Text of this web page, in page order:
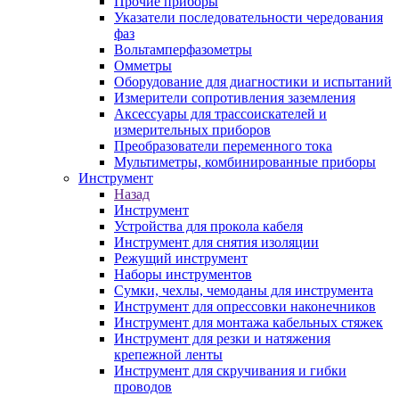
Указатели последовательности чередования
фаз
Вольтамперфазометры
Омметры
Оборудование для диагностики и испытаний
Измерители сопротивления заземления
Аксессуары для трассоискателей и
измерительных приборов
Преобразователи переменного тока
Мультиметры, комбинированные приборы
Инструмент
Назад
Инструмент
Устройства для прокола кабеля
Инструмент для снятия изоляции
Режущий инструмент
Наборы инструментов
Сумки, чехлы, чемоданы для инструмента
Инструмент для опрессовки наконечников
Инструмент для монтажа кабельных стяжек
Инструмент для резки и натяжения
крепежной ленты
Инструмент для скручивания и гибки
проводов